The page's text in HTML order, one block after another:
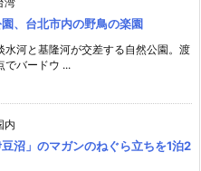
、台北市内の野鳥の楽園
水河と基隆河が交差する自然公園。渡
でバードウ ...
内
沼」のマガンのねぐら立ちを1泊2